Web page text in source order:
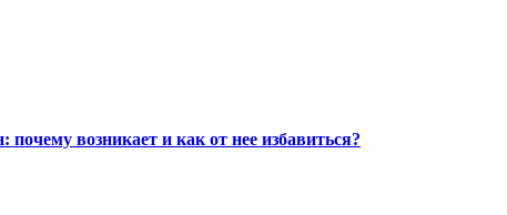
возникает и как от нее избавиться?